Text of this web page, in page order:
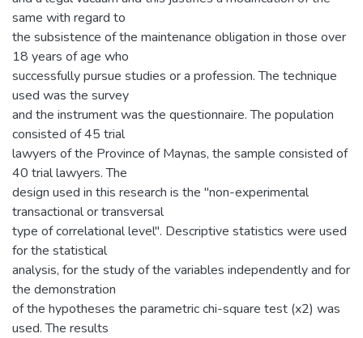
same with regard to
the subsistence of the maintenance obligation in those over
18 years of age who
successfully pursue studies or a profession. The technique
used was the survey
and the instrument was the questionnaire. The population
consisted of 45 trial
lawyers of the Province of Maynas, the sample consisted of
40 trial lawyers. The
design used in this research is the "non-experimental
transactional or transversal
type of correlational level". Descriptive statistics were used
for the statistical
analysis, for the study of the variables independently and for
the demonstration
of the hypotheses the parametric chi-square test (x2) was
used. The results